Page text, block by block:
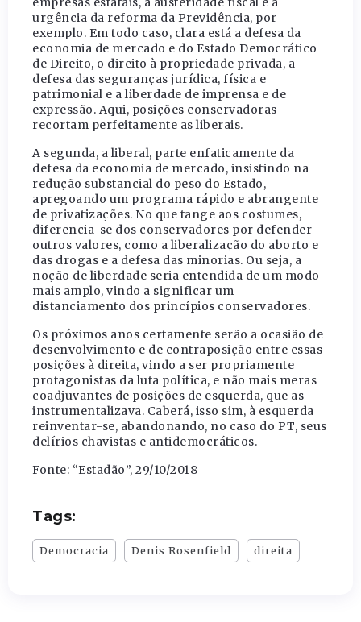
urgência da reforma da Previdência, por
exemplo. Em todo caso, clara está a defesa da
economia de mercado e do Estado Democrático
de Direito, o direito à propriedade privada, a
defesa das seguranças jurídica, física e
patrimonial e a liberdade de imprensa e de
expressão. Aqui, posições conservadoras
recortam perfeitamente as liberais.
A segunda, a liberal, parte enfaticamente da
defesa da economia de mercado, insistindo na
redução substancial do peso do Estado,
apregoando um programa rápido e abrangente
de privatizações. No que tange aos costumes,
diferencia-se dos conservadores por defender
outros valores, como a liberalização do aborto e
das drogas e a defesa das minorias. Ou seja, a
noção de liberdade seria entendida de um modo
mais amplo, vindo a significar um
distanciamento dos princípios conservadores.
Os próximos anos certamente serão a ocasião de
desenvolvimento e de contraposição entre essas
posições à direita, vindo a ser propriamente
protagonistas da luta política, e não mais meras
coadjuvantes de posições de esquerda, que as
instrumentalizava. Caberá, isso sim, à esquerda
reinventar-se, abandonando, no caso do PT, seus
delírios chavistas e antidemocráticos.
Fonte: “Estadão”, 29/10/2018
Tags:
Democracia Denis Rosenfield direita